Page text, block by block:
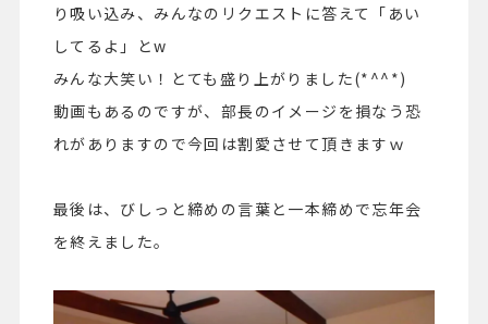
り吸い込み、 みんなのリクエストに答えて「あい
してるよ」とw
みんな大笑い！とても盛り上がりました(*^^*)
動画もあるのですが、部長のイメージを損なう恐
れがありますので今回は割愛させて頂きますｗ
最後は、びしっと締めの言葉と一本締めで忘年会
を終えました。